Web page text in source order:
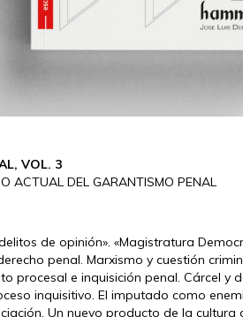
VOL. 3
ACTUAL DEL GARANTISMO PENAL
de opinión». «Magistratura
penal. Marxismo y cuestión
procesal e inquisición penal. Cárcel y
inquisitivo. El imputado como
Un nuevo producto de la